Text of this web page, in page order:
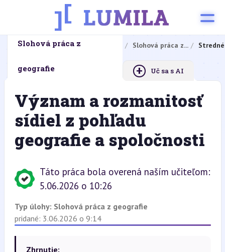
Domovská stránka Domáce úlohy Slohová práca z...
Slohová práca z
geografie + Uč sa s AI
Význam a rozmanitosť
sídiel z pohľadu
geografie a spoločnosti
Táto práca bola overená naším učiteľom:
5.06.2026 o 10:26
Typ úlohy: Slohová práca z geografie
pridané: 3.06.2026 o 9:14
Zhrnutie: